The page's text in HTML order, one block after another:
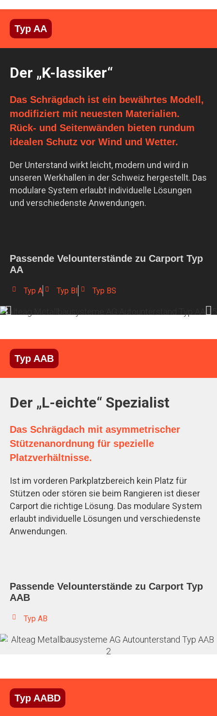
Typ AA
Der „K-lassiker“
Das Schrägdach ist ein bewährtes Modell,
modifiziert mit neuesten Materialien.
Rück- und Seitenwänden bieten rundum
idealen Schutz vor Wind und Wetter.
Der Unterstand wirkt leicht, modern und wird in
unseren Werkhallen in der Schweiz hergestellt. Das
modulare System erlaubt individuelle Lösungen
und verschiedenste Anwendungen.
Passende Velounterstände zu Carport Typ
AA
Typ A Typ BI Typ BS
Typ AAB
Der „L-eichte“ Spezialist
Das Schrägdach mit asymmetrischer
Stützenanordnung für spezielle
Platzverhältnisse.
Ist im vorderen Parkplatzbereich kein Platz für
Stützen oder stören sie beim Rangieren ist dieser
Carport die richtige Lösung. Das modulare System
erlaubt individuelle Lösungen und verschiedenste
Anwendungen.
Passende Velounterstände zu Carport Typ
AAB
Typ AB
Typ AABD